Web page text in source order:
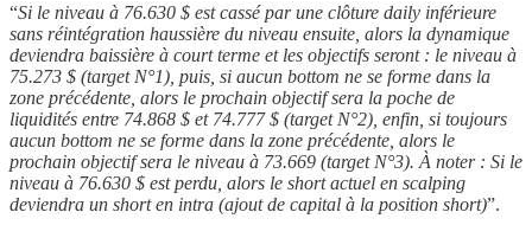
“Si le niveau à 76.630 $ est cassé par une clôture daily inférieure
sans réintégration haussière du niveau ensuite, alors la dynamique
deviendra baissière à court terme et les objectifs seront : le niveau à
75.273 $ (target N°1), puis, si aucun bottom ne se forme dans la
zone précédente, alors le prochain objectif sera la poche de
liquidités entre 74.868 $ et 74.777 $ (target N°2), enfin, si toujours
aucun bottom ne se forme dans la zone précédente, alors le
prochain objectif sera le niveau à 73.669 (target N°3). À noter : Si le
niveau à 76.630 $ est perdu, alors le short actuel en scalping
deviendra un short en intra (ajout de capital à la position short)”.